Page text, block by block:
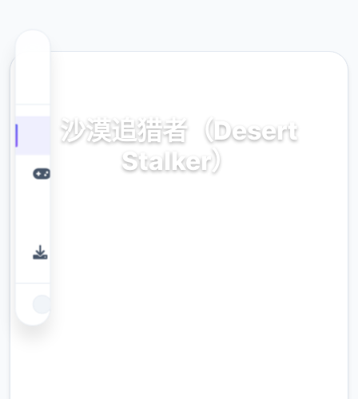
沙漠追猎者（Desert
Stalker）